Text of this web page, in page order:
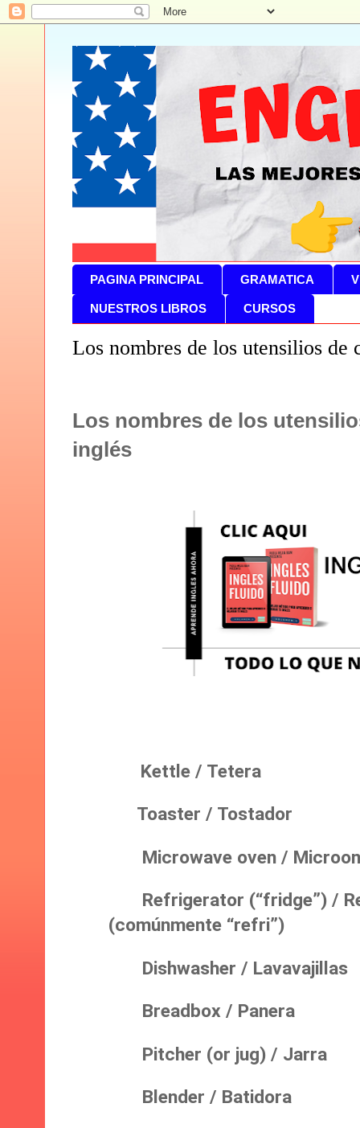
PAGINA PRINCIPAL GRAMATICA
NUESTROS LIBROS CURSOS
Los nombres de los utensilios de
Los nombres de los
inglés
Kettle / Tetera
Toaster / Tostador
Microwave oven /
Refrigerator (“fridge”) /
(comúnmente “refri”)
Dishwasher / Lavavajillas
Breadbox / Panera
Pitcher (or jug) / Jarra
Blender / Batidora